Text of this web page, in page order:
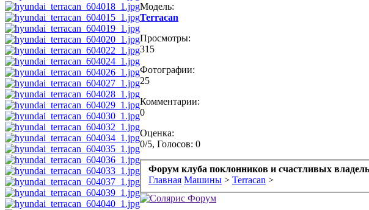
Модель:
Terracan
Просмотры:
315
Фотографии:
25
Комментарии:
0
Оценка:
0/5, Голосов: 0
Форум клуба поклонников и счастливых
Главная Машины > Terracan >